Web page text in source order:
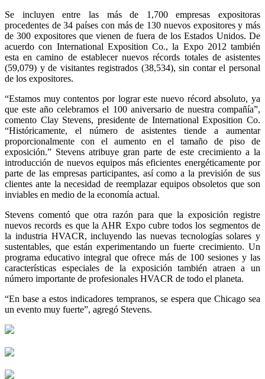
Se incluyen entre las más de 1,700 empresas expositoras
procedentes de 34 países con más de 130 nuevos expositores y más
de 300 expositores que vienen de fuera de los Estados Unidos. De
acuerdo con International Exposition Co., la Expo 2012 también
esta en camino de establecer nuevos récords totales de asistentes
(59,079) y de visitantes registrados (38,534), sin contar el personal
de los expositores.
“Estamos muy contentos por lograr este nuevo récord absoluto, ya
que este año celebramos el 100 aniversario de nuestra compañía”,
comento Clay Stevens, presidente de International Exposition Co.
“Históricamente, el número de asistentes tiende a aumentar
proporcionalmente con el aumento en el tamaño de piso de
exposición.” Stevens atribuye gran parte de este crecimiento a la
introducción de nuevos equipos más eficientes energéticamente por
parte de las empresas participantes, así como a la previsión de sus
clientes ante la necesidad de reemplazar equipos obsoletos que son
inviables en medio de la economía actual.
Stevens comentó que otra razón para que la exposición registre
nuevos records es que la AHR Expo cubre todos los segmentos de
la industria HVACR, incluyendo las nuevas tecnologías solares y
sustentables, que están experimentando un fuerte crecimiento. Un
programa educativo integral que ofrece más de 100 sesiones y las
características especiales de la exposición también atraen a un
número importante de profesionales HVACR de todo el planeta.
“En base a estos indicadores tempranos, se espera que Chicago sea
un evento muy fuerte”, agregó Stevens.